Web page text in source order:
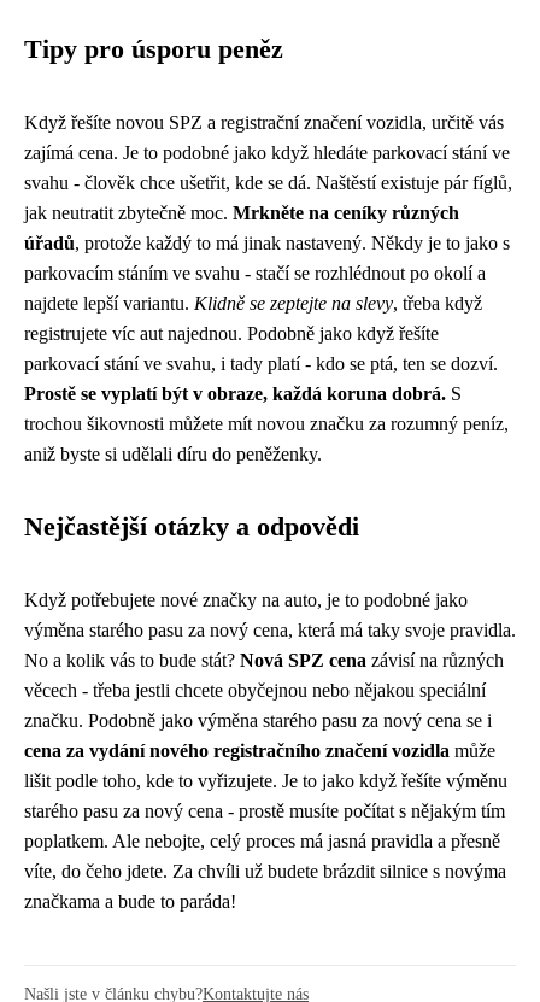
Tipy pro úsporu peněz
Když řešíte novou SPZ a registrační značení vozidla, určitě vás
zajímá cena. Je to podobné jako když hledáte parkovací stání ve
svahu - člověk chce ušetřit, kde se dá. Naštěstí existuje pár fíglů,
jak neutratit zbytečně moc. Mrkněte na ceníky různých
úřadů, protože každý to má jinak nastavený. Někdy je to jako s
parkovacím stáním ve svahu - stačí se rozhlédnout po okolí a
najdete lepší variantu. Klidně se zeptejte na slevy, třeba když
registrujete víc aut najednou. Podobně jako když řešíte
parkovací stání ve svahu, i tady platí - kdo se ptá, ten se dozví.
Prostě se vyplatí být v obraze, každá koruna dobrá. S
trochou šikovnosti můžete mít novou značku za rozumný peníz,
aniž byste si udělali díru do peněženky.
Nejčastější otázky a odpovědi
Když potřebujete nové značky na auto, je to podobné jako
výměna starého pasu za nový cena, která má taky svoje pravidla.
No a kolik vás to bude stát? Nová SPZ cena závisí na různých
věcech - třeba jestli chcete obyčejnou nebo nějakou speciální
značku. Podobně jako výměna starého pasu za nový cena se i
cena za vydání nového registračního značení vozidla může
lišit podle toho, kde to vyřizujete. Je to jako když řešíte výměnu
starého pasu za nový cena - prostě musíte počítat s nějakým tím
poplatkem. Ale nebojte, celý proces má jasná pravidla a přesně
víte, do čeho jdete. Za chvíli už budete brázdit silnice s novýma
značkama a bude to paráda!
Našli jste v článku chybu?Kontaktujte nás